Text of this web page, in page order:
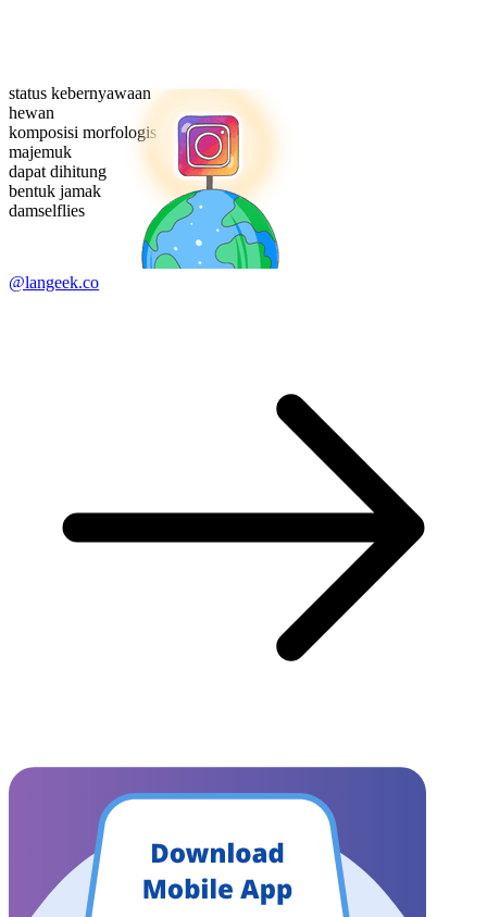
status kebernyawaan
hewan
komposisi morfologis
majemuk
dapat dihitung
bentuk jamak
damselflies
@langeek.co